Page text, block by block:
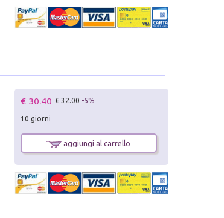
€ 30.40 € 32.00 -5%
10 giorni
aggiungi al carrello